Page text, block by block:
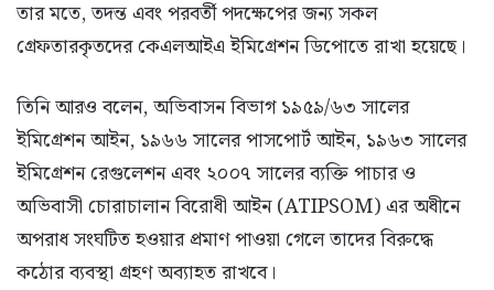
তার মতে, তদন্ত এবং পরবর্তী পদক্ষেপের জন্য সকল
গ্রেফতারকৃতদের কেএলআইএ ইমিগ্রেশন ডিপোতে রাখা হয়েছে।
তিনি আরও বলেন, অভিবাসন বিভাগ ১৯৫৯/৬৩ সালের
ইমিগ্রেশন আইন, ১৯৬৬ সালের পাসপোর্ট আইন, ১৯৬৩ সালের
ইমিগ্রেশন রেগুলেশন এবং ২০০৭ সালের ব্যক্তি পাচার ও
অভিবাসী চোরাচালান বিরোধী আইন (ATIPSOM) এর অধীনে
অপরাধ সংঘটিত হওয়ার প্রমাণ পাওয়া গেলে তাদের বিরুদ্ধে
কঠোর ব্যবস্থা গ্রহণ অব্যাহত রাখবে।